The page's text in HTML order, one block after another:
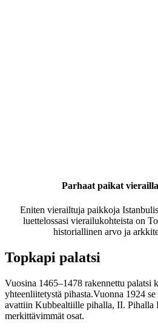
Parhaat paikat
Eniten vierailtuja paikkoja
luettelossasi vierailukohteista on
historiallinen arvo ja
Topkapi palatsi
Vuosina 1465–1478 rakennettu palatsi
yhteenliitetystä pihasta.Vuonna 1924
avattiin Kubbealtiille pihalla, II. Pihalla
merkittävimmät osat.